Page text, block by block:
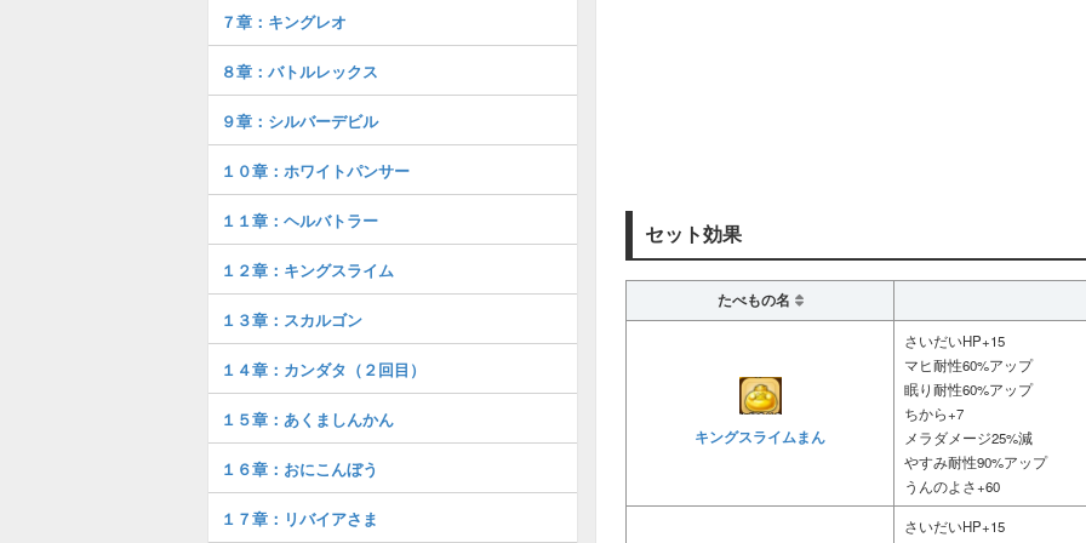
セット効果
たべもの名
キングスライムまん
さいだいHP+15
マヒ耐性60%アップ
眠り耐性60%アップ
ちから+7
メラダメージ25%減
やすみ耐性90%アップ
うんのよさ+60
さいだいHP+15
７章：キングレオ
８章：バトルレックス
９章：シルバーデビル
１０章：ホワイトパンサー
１１章：ヘルバトラー
１２章：キングスライム
１３章：スカルゴン
１４章：カンダタ（２回目）
１５章：あくましんかん
１６章：おにこんぼう
１７章：リバイアさま